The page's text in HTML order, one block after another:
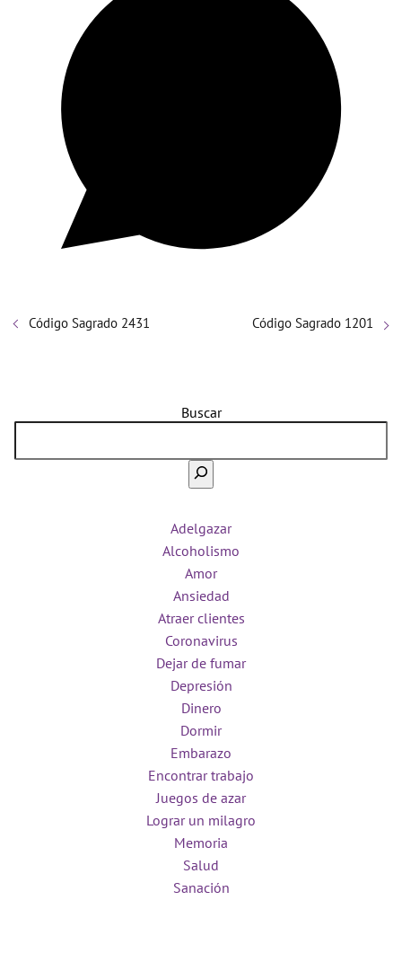
Código Sagrado 2431 Código Sagrado 1201
Buscar
Adelgazar
Alcoholismo
Amor
Ansiedad
Atraer clientes
Coronavirus
Dejar de fumar
Depresión
Dinero
Dormir
Embarazo
Encontrar trabajo
Juegos de azar
Lograr un milagro
Memoria
Salud
Sanación